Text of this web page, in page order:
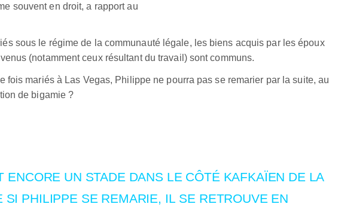
souvent en droit, a rapport au
sous le régime de la communauté légale, les biens acquis par les époux
(notamment ceux résultant du travail) sont communs.
fois mariés à Las Vegas, Philippe ne pourra pas se remarier par la suite, au
de bigamie ?
encore un stade dans le côté kafkaïen de la
Philippe se remarie, il se retrouve en